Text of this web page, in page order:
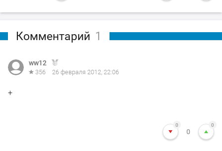
Комментарий 1
ww12
356 26 февраля 2012, 22:06
+
0
0
0